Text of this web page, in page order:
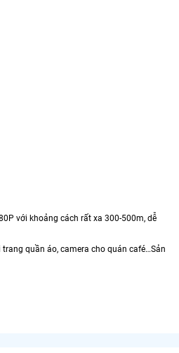
với khoảng cách rất xa 300-500m, dễ
quần áo, camera cho quán café…Sản